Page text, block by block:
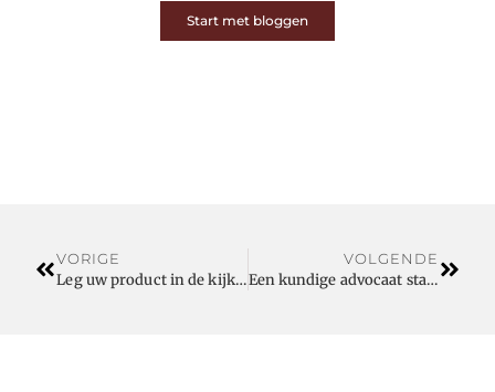
Start met bloggen
VORIGE
Leg uw product in de kijker door dit verpakkingsbedrijf
VOLGENDE
Een kundige advocaat staat klaar in geval van ondernemingsrecht of bouwverzekeringen